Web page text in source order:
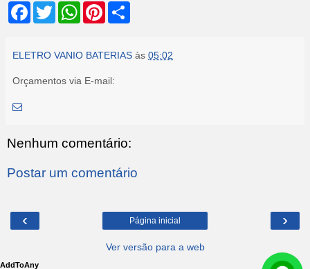
F
b
o
k
T
w
t
e
W
s
A
p
P
e
r
s
e
ELETRO VANIO BATERIAS às 05:02
Orçamentos via E-mail:
Nenhum comentário:
Postar um comentário
‹ ›
Página inicial
Ver versão para a web
AddToAny